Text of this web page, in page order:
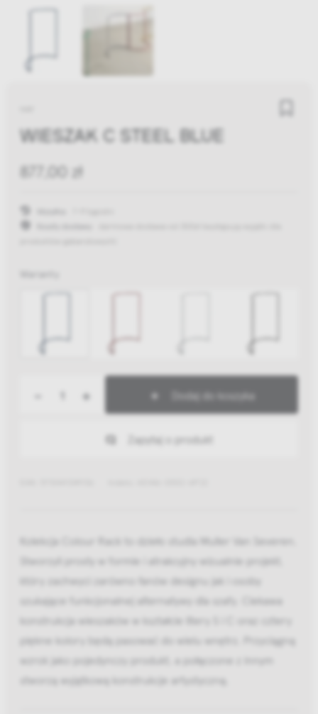
WIESZAK C STEEL BLUE
877,00 zł
Warianty
+ Dodaj do koszyka
Zapytaj o produkt
Kolekcja Colour Rack to dzieło studia Muller Van Severen.
Stworzyli prosty w formie i atrakcyjny wizualnie projekt,
który zachwyci zarówno fanów designu jak i osoby
szukające funkcjonalnej alternatywy dla szafy. Ciekawa
konstrukcja wieszaków w kształcie litery S i C oraz cztery
piękne kolory będą pasować do wielu wnętrz. Przyciągną
wzrok jako pojedynczy produkt, a połączone z innym
stworzą wyjątkową konstrukcje artystyczną.